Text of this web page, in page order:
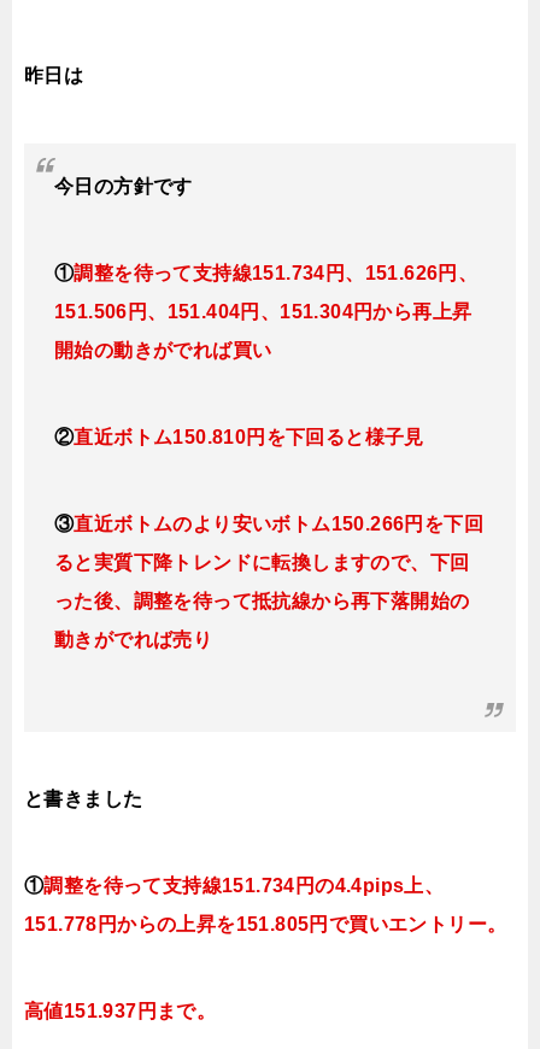
昨日は
今日 の方針です
①調整を待って支持線151.734円、151.626円、
151.506円、151.404円、151.304円から再上昇
開始の動きがでれば買い
②直近ボトム150.810円を下回ると様子見
③直近ボトムのより安いボトム150.266円を下回
ると実質下降トレンドに転換しますので、下回
った後、調整を待って抵抗線から再下落開始の
動きがでれば売り
と書きました
①調整を待って支持線151.734円の4.4pips上、
151.778円からの上昇を151.805円で買いエントリー。
高値151.937円まで。